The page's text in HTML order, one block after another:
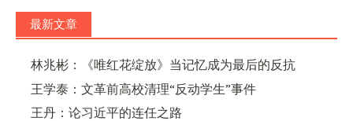
最新文章
林兆彬：《唯红花绽放》当记忆成为最后的反抗
王学泰：文革前高校清理“反动学生”事件
王丹：论习近平的连任之路